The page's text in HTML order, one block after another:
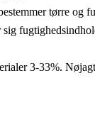
tørre og
sig
3-33%.